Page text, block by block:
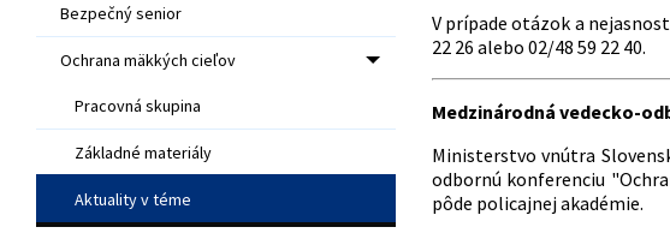
Bezpečný senior
Ochrana mäkkých cieľov
Pracovná skupina
Základné materiály
Aktuality v téme
V prípade otázok a
22 26 alebo 02/48 59 22 40.
Medzinárodná vedecko-
Ministerstvo vnútra
odbornú konferenciu
pôde policajnej akadémie.